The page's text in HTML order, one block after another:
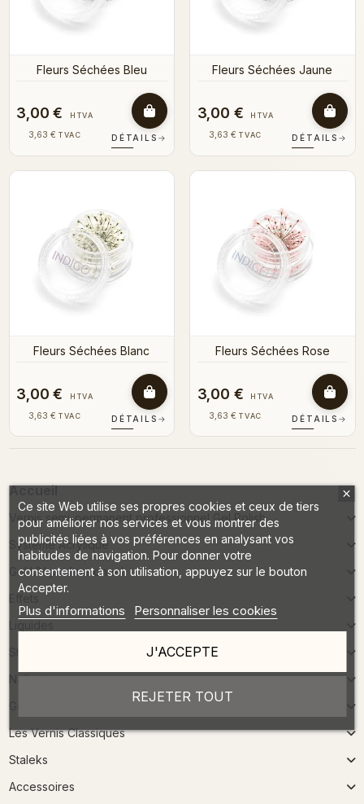
Fleurs Séchées Bleu
3,00 € HTVA
3,63 € TVAC DÉTAILS →
Fleurs Séchées Jaune
3,00 € HTVA
3,63 € TVAC DÉTAILS →
Fleurs Séchées Blanc
3,00 € HTVA
3,63 € TVAC DÉTAILS →
Fleurs Séchées Rose
3,00 € HTVA
3,63 € TVAC DÉTAILS →
Accueil
Vernis semi-permanent professionnel Gel Polish
Système Acrylique
Gel UV professionnel
Stamping
Nailart
Les Vernis Classiques
Staleks
Accessoires
Ce site Web utilise ses propres cookies et ceux de tiers
pour améliorer nos services et vous montrer des
publicités liées à vos préférences en analysant vos
habitudes de navigation. Pour donner votre
consentement à son utilisation, appuyez sur le bouton
Accepter.
Plus d'informations Personnaliser les cookies
REJETER TOUT
J'ACCEPTE